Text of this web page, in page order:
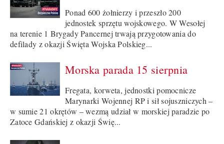
Ponad 600 żołnierzy i przeszło 200
jednostek sprzętu wojskowego. W Wesołej
na terenie 1 Brygady Pancernej trwają przygotowania do
defilady z okazji Święta Wojska Polskieg...
Morska parada 15 sierpnia
Fregata, korweta, jednostki pomocnicze
Marynarki Wojennej RP i sił sojuszniczych –
w sumie 21 okrętów – wezmą udział w morskiej paradzie po
Zatoce Gdańskiej z okazji Świę...